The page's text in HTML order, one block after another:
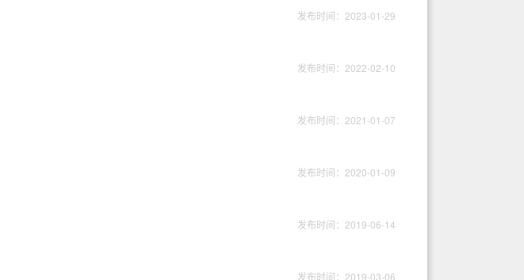
发布时间：2023-01-29
发布时间：2022-02-10
发布时间：2021-01-07
发布时间：2020-01-09
发布时间：2019-06-14
发布时间：2019-03-06